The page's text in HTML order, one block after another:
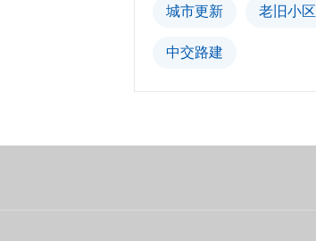
城市更新 老旧小区
中交路建